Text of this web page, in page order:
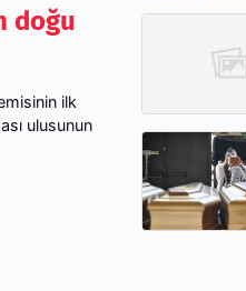
doğu
ilk
ulusunun